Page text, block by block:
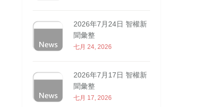
2026年7月24日 智權新
聞彙整
七月 24, 2026
2026年7月17日 智權新
聞彙整
七月 17, 2026